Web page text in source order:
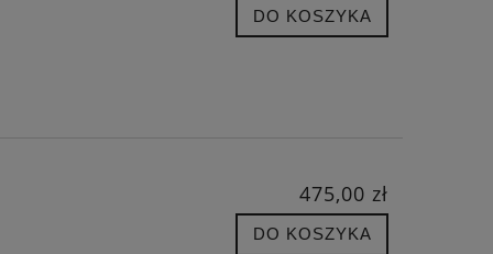
DO KOSZYKA
475,00 zł
DO KOSZYKA